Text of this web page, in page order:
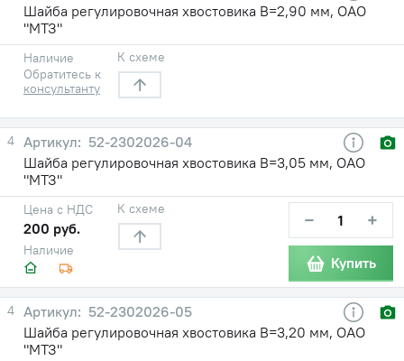
Шайба регулировочная хвостовика В=2,90 мм, ОАО
"МТЗ"
Наличие
Обратитесь к
консультанту
К схеме
4
52-2302026-04
Шайба регулировочная хвостовика В=3,05 мм, ОАО
"МТЗ"
Наличие
Цена с НДС
200 руб.
К схеме − +
Купить
4
52-2302026-05
Шайба регулировочная хвостовика В=3,20 мм, ОАО
"МТЗ"